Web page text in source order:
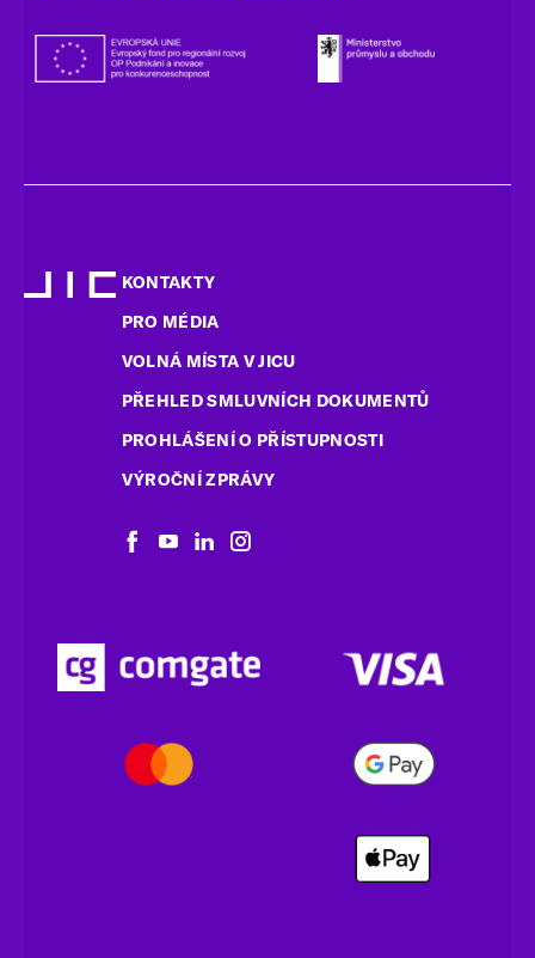
KONTAKTY
PRO MÉDIA
VOLNÁ MÍSTA V JICU
PŘEHLED SMLUVNÍCH DOKUMENTŮ
PROHLÁŠENÍ O PŘÍSTUPNOSTI
VÝROČNÍ ZPRÁVY